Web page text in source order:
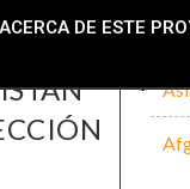
ACERCA DE ESTE